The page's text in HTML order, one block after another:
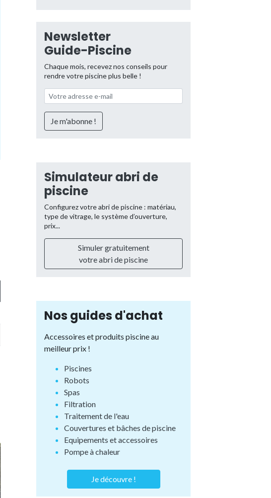
Newsletter
Guide-Piscine
Chaque mois, recevez nos conseils pour
rendre votre piscine plus belle !
Simulateur abri de
piscine
Configurez votre abri de piscine : matériau,
type de vitrage, le système d’ouverture,
prix...
Simuler gratuitement
votre abri de piscine
Nos guides d'achat
Accessoires et produits piscine au
meilleur prix !
Piscines
Robots
Spas
Filtration
Traitement de l'eau
Couvertures et bâches de piscine
Equipements et accessoires
Pompe à chaleur
Je découvre !